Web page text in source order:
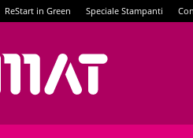
ReStart in Green Speciale Stampanti